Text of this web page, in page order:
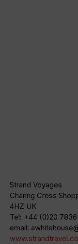
Strand Voyages
Charing Cross
4HZ UK
Tel: +44 (0)20
email: